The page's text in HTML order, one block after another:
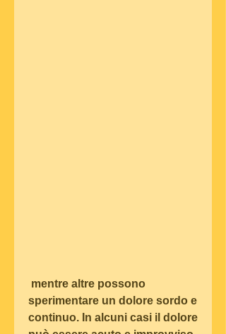
sperimentare un dolore sordo e
continuo. In alcuni casi il dolore